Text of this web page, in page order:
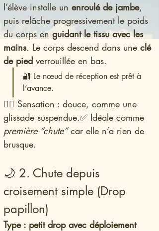
l’élève installe un enroulé de jambe,
puis relâche progressivement le poids
du corps en guidant le tissu avec les
mains. Le corps descend dans une clé
de pied verrouillée en bas.
🔐 Le nœud de réception est prêt à
l’avance.
🧚‍♀️ Sensation : douce, comme une
glissade suspendue.✅ Idéale comme
première “chute” car elle n’a rien de
brusque.
🌙 2. Chute depuis
croisement simple (Drop
papillon)
Type : petit drop avec déploiement